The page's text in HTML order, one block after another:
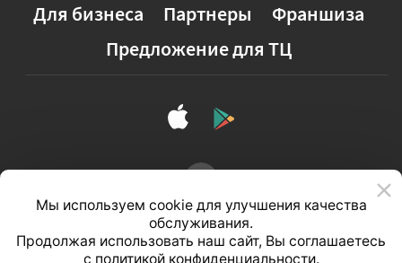
Для бизнеса
Партнеры
Франшиза
Предложение для ТЦ
Полная версия сайта
Мы используем cookie для улучшения качества
обслуживания.
Продолжая использовать наш сайт, Вы соглашаетесь
с политикой конфиденциальности.